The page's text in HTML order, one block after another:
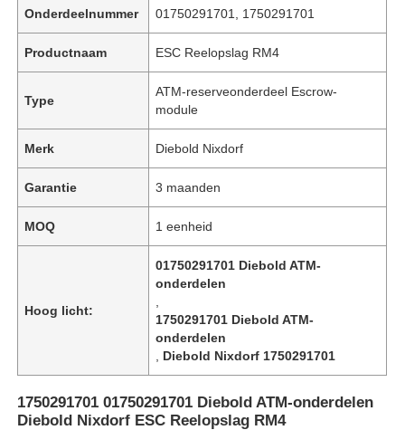
Onderdeelnummer 01750291701, 1750291701
Productnaam ESC Reelopslag RM4
Type
ATM-reserveonderdeel Escrow-
module
Merk Diebold Nixdorf
Garantie 3 maanden
MOQ 1 eenheid
Hoog licht:
01750291701 Diebold ATM-
onderdelen
1750291701 Diebold ATM-
onderdelen
Diebold Nixdorf 1750291701
1750291701 01750291701 Diebold ATM-onderdelen
Diebold Nixdorf ESC Reelopslag RM4